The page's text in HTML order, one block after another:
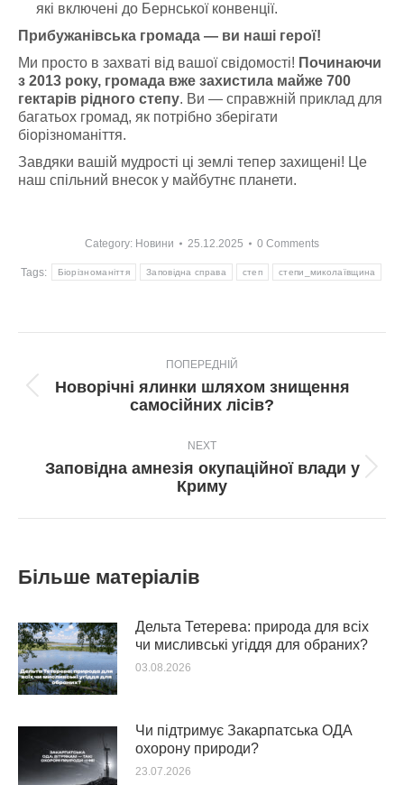
які включені до Бернської конвенції.
Прибужанівська громада — ви наші герої!
Ми просто в захваті від вашої свідомості! Починаючи
з 2013 року, громада вже захистила майже 700
гектарів рідного степу. Ви — справжній приклад для
багатьох громад, як потрібно зберігати
біорізноманіття.
Завдяки вашій мудрості ці землі тепер захищені! Це
наш спільний внесок у майбутнє планети.
Category: Новини 25.12.2025 0 Comments
Tags: Біорізноманіття Заповідна справа степ степи_миколаївщина
navigation
ПОПЕРЕДНІЙ
Попередній
пост:
Новорічні ялинки шляхом знищення
самосійних лісів?
NEXT
Next
post:
Заповідна амнезія окупаційної влади у
Криму
Більше матеріалів
Дельта Тетерева: природа для всіх
чи мисливські угіддя для обраних?
03.08.2026
Чи підтримує Закарпатська ОДА
охорону природи?
23.07.2026